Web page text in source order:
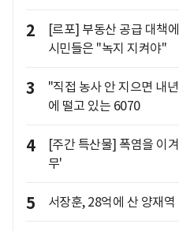
2
[르포] 부동산 공급 대책
시민들은 "녹지 지켜야"
3
"직접 농사 안 지으면 내
에 떨고 있는 6070
4
[주간 특산물] 폭염을 이
무'
5 서장훈, 28억에 산 양재